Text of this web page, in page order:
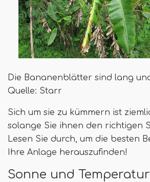
Die Bananenblätter sind lang
Quelle: Starr
Sich um sie zu kümmern ist
solange Sie ihnen den richtigen
Lesen Sie durch, um die besten
Ihre Anlage herauszufinden!
Sonne und Temperatur